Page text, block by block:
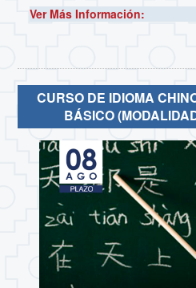
Ver Más Información:
CURSO DE IDIOMA
BÁSICO